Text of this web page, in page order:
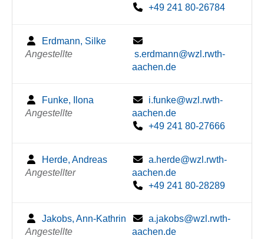
+49 241 80-26784
Erdmann, Silke
Angestellte
s.erdmann@wzl.rwth-
aachen.de
Funke, Ilona
Angestellte
i.funke@wzl.rwth-
aachen.de
+49 241 80-27666
Herde, Andreas
Angestellter
a.herde@wzl.rwth-
aachen.de
+49 241 80-28289
Jakobs, Ann-Kathrin
Angestellte
a.jakobs@wzl.rwth-
aachen.de